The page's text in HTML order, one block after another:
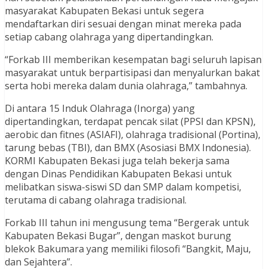
masyarakat Kabupaten Bekasi untuk segera
mendaftarkan diri sesuai dengan minat mereka pada
setiap cabang olahraga yang dipertandingkan.
“Forkab III memberikan kesempatan bagi seluruh lapisan
masyarakat untuk berpartisipasi dan menyalurkan bakat
serta hobi mereka dalam dunia olahraga,” tambahnya.
Di antara 15 Induk Olahraga (Inorga) yang
dipertandingkan, terdapat pencak silat (PPSI dan KPSN),
aerobic dan fitnes (ASIAFI), olahraga tradisional (Portina),
tarung bebas (TBI), dan BMX (Asosiasi BMX Indonesia).
KORMI Kabupaten Bekasi juga telah bekerja sama
dengan Dinas Pendidikan Kabupaten Bekasi untuk
melibatkan siswa-siswi SD dan SMP dalam kompetisi,
terutama di cabang olahraga tradisional.
Forkab III tahun ini mengusung tema “Bergerak untuk
Kabupaten Bekasi Bugar”, dengan maskot burung
blekok Bakumara yang memiliki filosofi “Bangkit, Maju,
dan Sejahtera”.